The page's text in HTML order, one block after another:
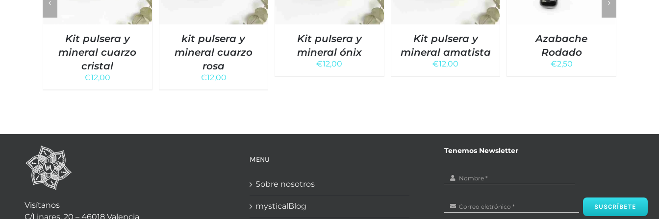
Kit pulsera y
mineral cuarzo
cristal
€12,00
kit pulsera y
mineral cuarzo
rosa
€12,00
Kit pulsera y
mineral ónix
€12,00
Kit pulsera y
mineral amatista
€12,00
Azabache
Rodado
€2,50
Visítanos
C/Linares, 20 – 46018 Valencia
MENU
Sobre nosotros
mysticalBlog
Tenemos Newsletter
SUSCRÍBETE